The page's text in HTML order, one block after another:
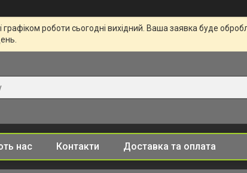
роботи сьогодні вихідний. Ваша заявка буде
нас Контакти Доставка та оплата